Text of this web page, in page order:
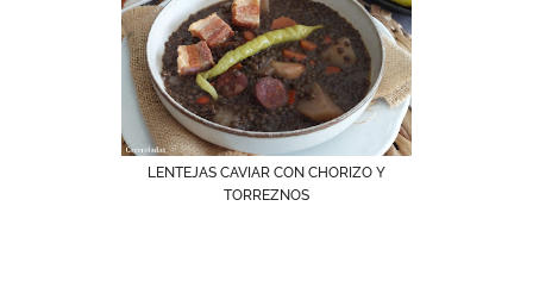
LENTEJAS CAVIAR CON CHORIZO Y
TORREZNOS